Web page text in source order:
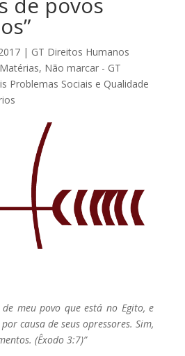
| GT Direitos Humanos
Matérias, Não marcar - GT
Problemas Sociais e Qualidade
meu povo que está no Egito, e
causa de seus opressores. Sim,
(Êxodo 3:7)”